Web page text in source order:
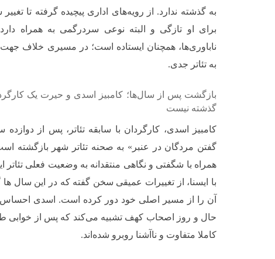
به گذشته ندارد. از رویه‌های اداری پیچیده گرفته تا
برای او تازگی و البته نوعی سردرگمی به همراه
ناباوری‌ها، همچنان ایستاده است؛ در مسیری خلاف
به تئاتر جدی.
بازگشت پس از سال‌ها؛ کامبیز اسدی و حیرت یک
گذشته نیست
کامبیز اسدی، کارگردان با سابقه تئاتر، پس از
گفتن مردگان در عنبر» به صحنه تئاتر شهر بازگشته
همراه با شگفتی و نگاهی منتقدانه به وضعیت فعلی تئاتر
با ایسنا، از تغییرات عمیقی سخن گفته که در این سال ها
آن را از مسیر اصلی خود دور کرده است. اسدی احساس
حال و روز اصحاب کهف تشبیه می‌کند که پس از خوابی
کاملا متفاوت و ناآشنا روبرو شده‌اند.